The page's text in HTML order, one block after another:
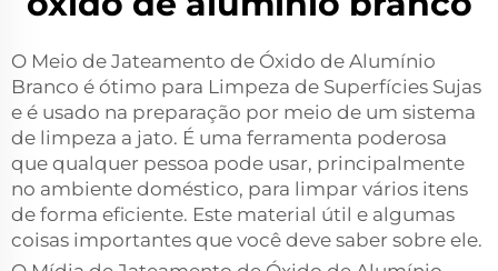
O Meio de Jateamento de Óxido de Alumínio
Branco é ótimo para Limpeza de Superfícies Sujas
e é usado na preparação por meio de um sistema
de limpeza a jato. É uma ferramenta poderosa
que qualquer pessoa pode usar, principalmente
no ambiente doméstico, para limpar vários itens
de forma eficiente. Este material útil e algumas
coisas importantes que você deve saber sobre ele.